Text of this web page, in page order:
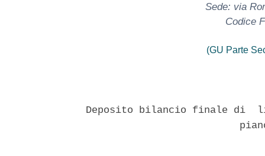
Sede: via
Codice
(GU Parte
Deposito bilancio finale di